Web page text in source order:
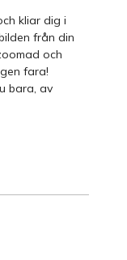
kliar dig i
från din
och
fara!
bara, av